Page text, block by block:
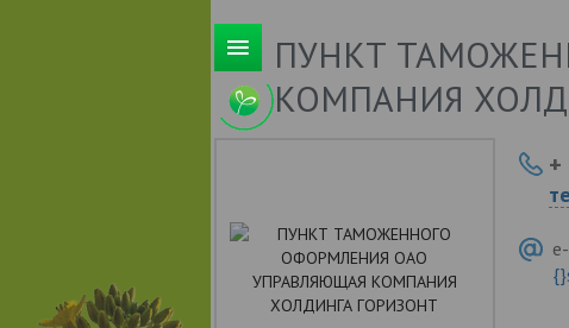
ПУНКТ
КОМПАНИЯ
+